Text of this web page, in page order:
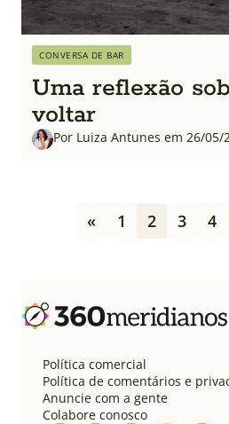
CONVERSA DE BAR
Uma reflexão
voltar
Por Luiza Antunes em 26/05/
a
ç
« 1 2 3 4
Política comercial
Política de comentários e
Anuncie com a gente
Colabore conosco